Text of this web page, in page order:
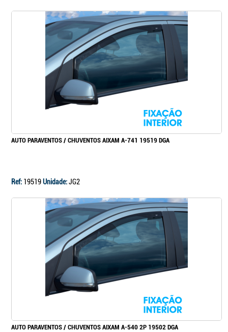
AUTO PARAVENTOS / CHUVENTOS AIXAM A-741 19519 DGA
Ref: 19519Unidade:JG2
AUTO PARAVENTOS / CHUVENTOS AIXAM A-540 2P 19502 DGA